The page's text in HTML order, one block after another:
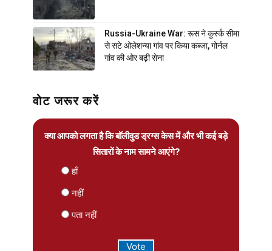
Russia-Ukraine War: रूस ने कुर्स्क सीमा
से सटे ओलेशन्या गांव पर किया कब्जा, गोर्नल
गांव की ओर बढ़ी सेना
वोट जरूर करें
क्या आपको लगता है कि बॉलीवुड ड्रग्स केस में और भी कई बड़े
सितारों के नाम सामने आएंगे?
हाँ
नहीं
पता नहीं